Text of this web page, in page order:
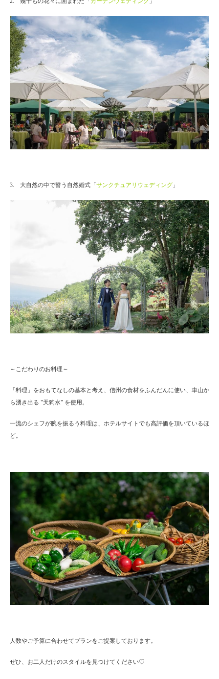
3. 大自然の中で誓う自然婚式「サンクチュアリウェディング 」
～こだわりのお料理～
「料理」をおもてなしの基本と考え、信州の食材をふんだんに使い、車山か
ら湧き出る "天狗水" を使用。
一流のシェフが腕を振るう料理は、ホテルサイトでも高評価を頂いているほ
ど。
人数やご予算に合わせてプランをご提案しております。
ぜひ、お二人だけのスタイルを見つけてください♡